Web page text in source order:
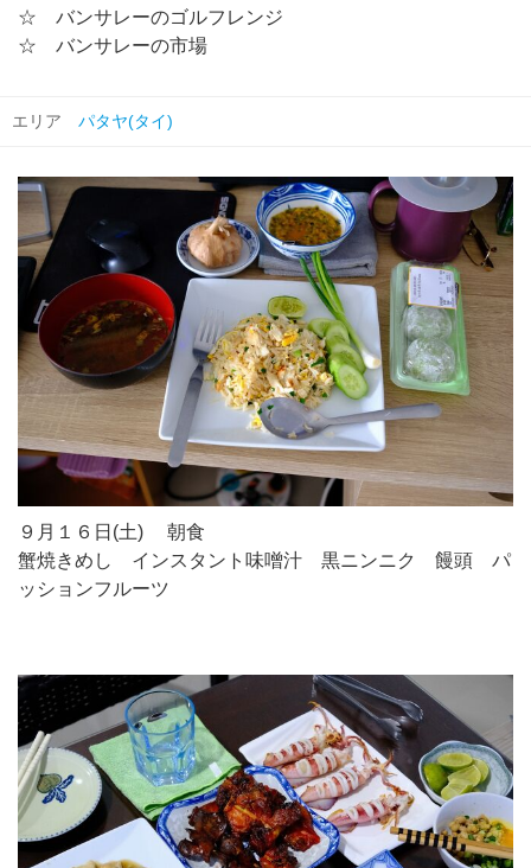
☆ バンサレーのゴルフレンジ
☆ バンサレーの市場
エリア パタヤ(タイ)
９月１６日(土) 朝食
蟹焼きめし インスタント味噌汁 黒ニンニク 饅頭 パ
ッションフルーツ